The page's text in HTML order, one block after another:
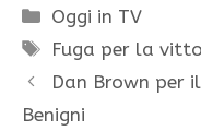
Categorie
Oggi in TV
Tag
Fuga per la
Dan Brown per
Benigni